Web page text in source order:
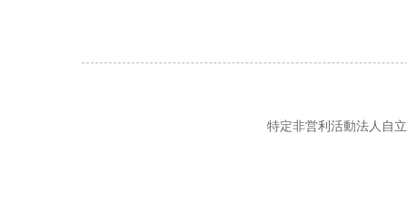
特定非営利活動法人自